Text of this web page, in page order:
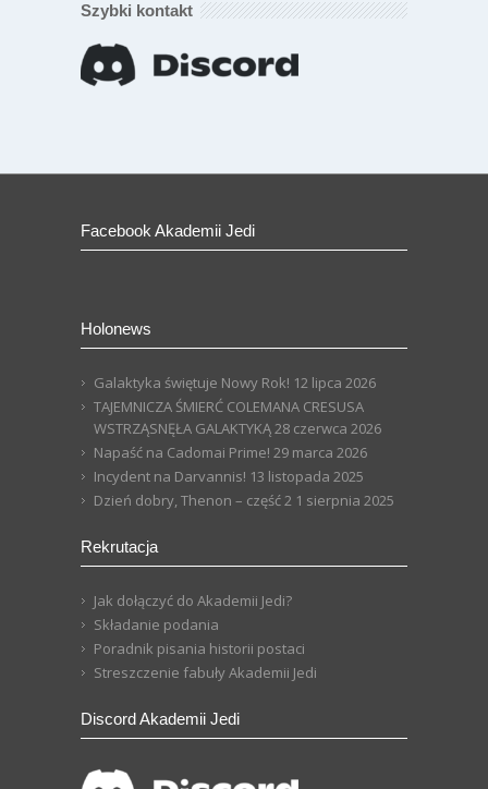
Szybki kontakt
Facebook Akademii Jedi
Holonews
Galaktyka świętuje Nowy Rok! 12 lipca 2026
TAJEMNICZA ŚMIERĆ COLEMANA CRESUSA
WSTRZĄSNĘŁA GALAKTYKĄ28 czerwca 2026
Napaść na Cadomai Prime! 29 marca 2026
Incydent na Darvannis! 13 listopada 2025
Dzień dobry, Thenon – część 2 1 sierpnia 2025
Rekrutacja
Jak dołączyć do Akademii Jedi?
Składanie podania
Poradnik pisania historii postaci
Streszczenie fabuły Akademii Jedi
Discord Akademii Jedi